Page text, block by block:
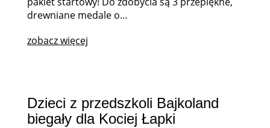
drewniane medale o…
zobacz więcej
Dzieci z przedszkoli Bajkoland
biegały dla Kociej Łapki